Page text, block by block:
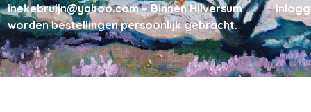
inekebruijn@yahoo.com – Binnen Hilversum
worden bestellingen persoonlijk gebracht.